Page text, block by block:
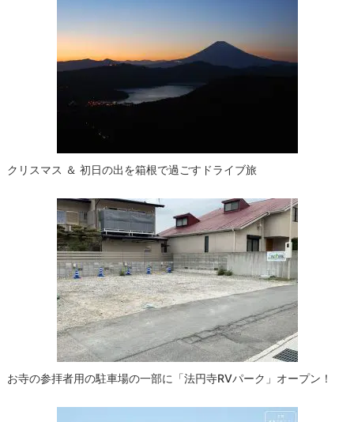
クリスマス ＆ 初日の出を箱根で過ごすドライブ旅
お寺の参拝者用の駐車場の一部に「法円寺RVパーク」オープン！